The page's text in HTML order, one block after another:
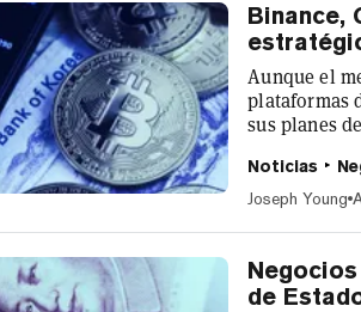
Binance,
Aunque el
plataformas
sus planes de
en Corea del
de abril se
Noticias
Joseph Young
de